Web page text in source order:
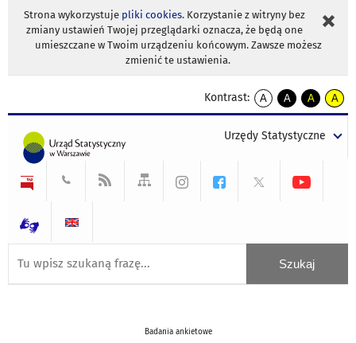
Strona wykorzystuje pliki cookies. Korzystanie z witryny bez
zmiany ustawień Twojej przeglądarki oznacza, że będą one
umieszczane w Twoim urządzeniu końcowym. Zawsze możesz
zmienić te ustawienia.
Kontrast:
A
kontrast
A
kontrast
tekst
czarnym
A
kontrast
tekst
czarnym
A
tekst
żółtym
Urzędy Statystyczne
Badania ankietowe